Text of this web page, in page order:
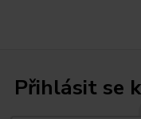
Přihlásit se